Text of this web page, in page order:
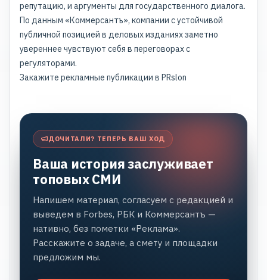
репутацию, и аргументы для государственного диалога.
По данным «Коммерсантъ», компании с устойчивой
публичной позицией в деловых изданиях заметно
увереннее чувствуют себя в переговорах с
регуляторами.
Закажите рекламные публикации в PRslon
ДОЧИТАЛИ? ТЕПЕРЬ ВАШ ХОД
Ваша история заслуживает
топовых СМИ
Напишем материал, согласуем с редакцией и
выведем в Forbes, РБК и Коммерсантъ —
нативно, без пометки «Реклама».
Расскажите о задаче, а смету и площадки
предложим мы.